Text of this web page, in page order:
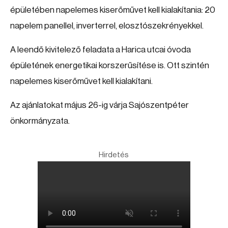
épületében napelemes kiserőművet kell kialakítania: 20
napelem panellel, inverterrel, elosztószekrényekkel.
A leendő kivitelező feladata a Harica utcai óvoda
épületének energetikai korszerűsítése is. Ott szintén
napelemes kiserőművet kell kialakítani.
Az ajánlatokat május 26-ig várja Sajószentpéter
önkormányzata.
Hirdetés